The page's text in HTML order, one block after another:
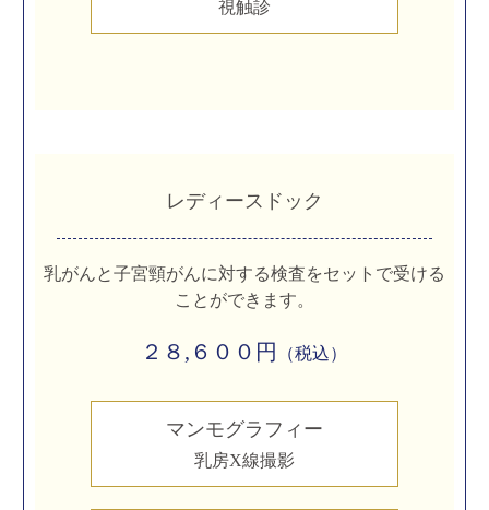
視触診
レディースドック
乳がんと子宮頸がんに対する検査をセットで受ける
ことができます。
２８,６００円 （税込）
マンモグラフィー
乳房X線撮影